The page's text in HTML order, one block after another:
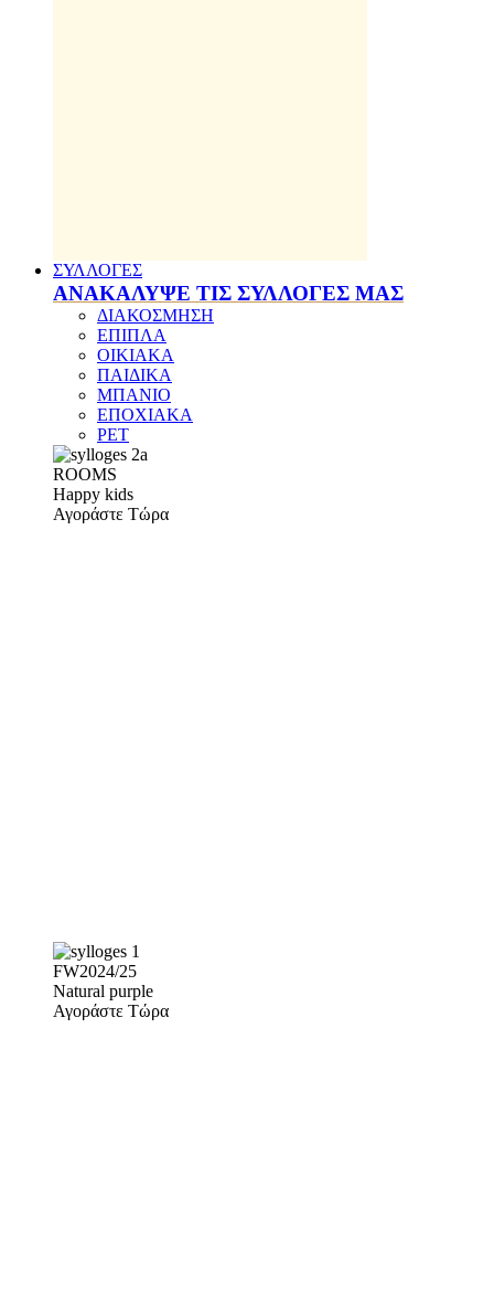
ΣΥΛΛΟΓΕΣ
ΑΝΑΚΑΛΥΨΕ ΤΙΣ ΣΥΛΛΟΓΕΣ ΜΑΣ
ΔΙΑΚΟΣΜΗΣΗ
ΕΠΙΠΛΑ
ΟΙΚΙΑΚΑ
ΠΑΙΔΙΚΑ
ΜΠΑΝΙΟ
ΕΠΟΧΙΑΚΑ
PET
ROOMS
Happy kids
Αγοράστε Τώρα
FW2024/25
Natural purple
Αγοράστε Τώρα